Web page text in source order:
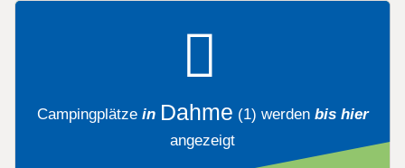
Campingplätze in Dahme (1) werden bis hier
angezeigt